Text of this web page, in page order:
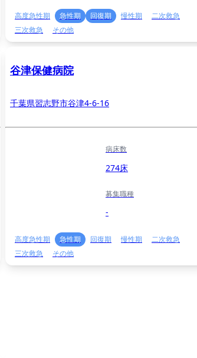
高度急性期 急性期 回復期 慢性期
二次救急
三次救急
その他
谷津保健病院
千葉県習志野市谷津4-6-16
病床数
274床
募集職種
-
高度急性期 急性期 回復期 慢性期
二次救急
三次救急
その他